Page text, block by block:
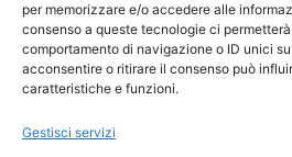
per memorizzare e/o accedere alle
consenso a queste tecnologie ci
comportamento di navigazione o ID unici
acconsentire o ritirare il consenso può
caratteristiche e funzioni.
Gestisci servizi
Ora Esatta in Italia in questo
Ti Senti Strano Ultimamente?
la Risonanza di Schumann
Come Sapere Se Stai